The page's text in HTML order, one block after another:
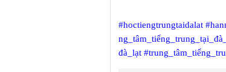
#hoctiengtrungtaidalat
đà_lạt